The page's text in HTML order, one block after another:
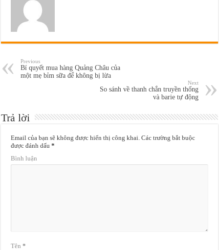
Previous
Bí quyết mua hàng Quảng Châu của
một mẹ bỉm sữa để không bị lừa
Next
So sánh về thanh chắn truyền thống
và barie tự động
Trả lời
Email của bạn sẽ không được hiển thị công khai. Các trường bắt buộc
được đánh dấu*
Bình luận
Tên*